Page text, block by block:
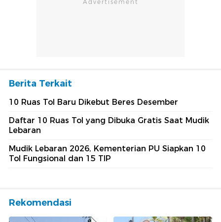
Berita Terkait
10 Ruas Tol Baru Dikebut Beres Desember
Daftar 10 Ruas Tol yang Dibuka Gratis Saat Mudik
Lebaran
Mudik Lebaran 2026, Kementerian PU Siapkan 10
Tol Fungsional dan 15 TIP
Rekomendasi